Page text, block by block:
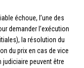
échoue, l’une des
demander l’exécution
la résolution du
du prix en cas de vice
judiciaire peuvent être